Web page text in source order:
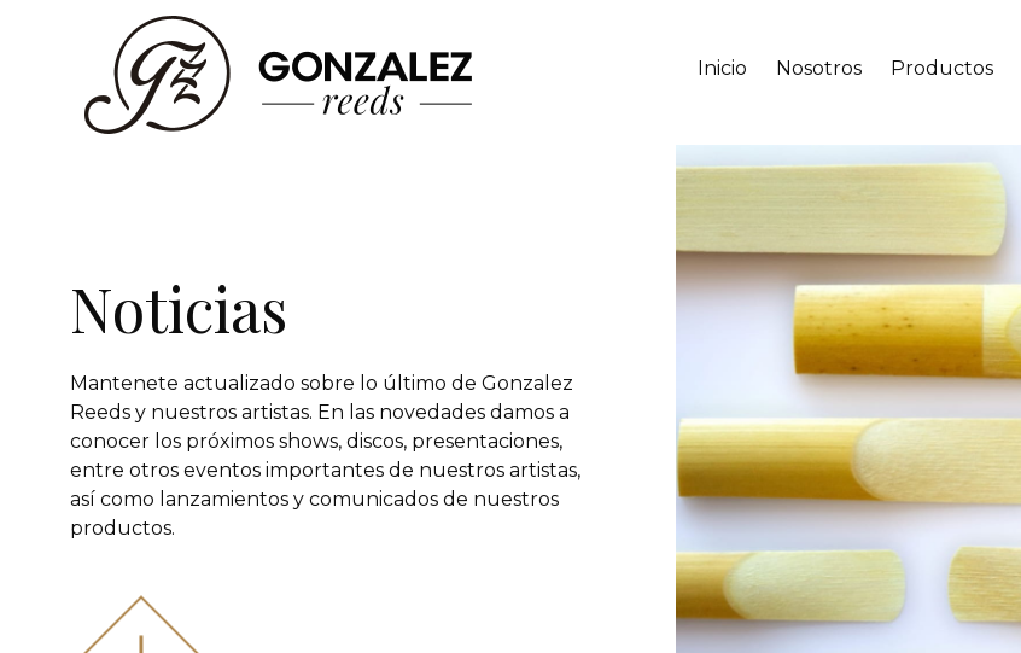
Inicio Nosotros Productos
Noticias
Mantenete actualizado sobre lo último de Gonzalez
Reeds y nuestros artistas. En las novedades damos a
conocer los próximos shows, discos, presentaciones,
entre otros eventos importantes de nuestros artistas,
así como lanzamientos y comunicados de nuestros
productos.